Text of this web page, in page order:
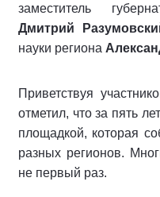
заместитель
Дмитрий
науки региона
Приветствуя
отметил, что за пять
площадкой, которая
разных регионов.
не первый раз.